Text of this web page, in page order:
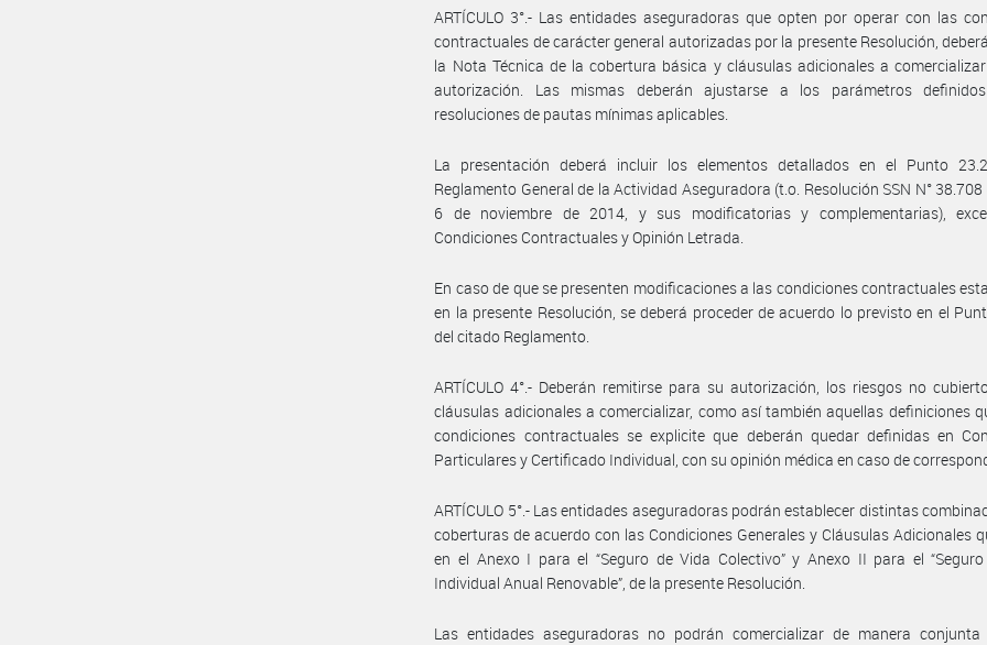
ARTÍCULO 3°.- Las entidades aseguradoras que opten por operar con las
contractuales de carácter general autorizadas por la presente Resolución,
la Nota Técnica de la cobertura básica y cláusulas adicionales a
autorización. Las mismas deberán ajustarse a los parámetros
resoluciones de pautas mínimas aplicables.
La presentación deberá incluir los elementos detallados en el Punto
Reglamento General de la Actividad Aseguradora (t.o. Resolución SSN N°
6 de noviembre de 2014, y sus modificatorias y complementarias),
Condiciones Contractuales y Opinión Letrada.
En caso de que se presenten modificaciones a las condiciones contractuales
en la presente Resolución, se deberá proceder de acuerdo lo previsto en el
del citado Reglamento.
ARTÍCULO 4°.- Deberán remitirse para su autorización, los riesgos no
cláusulas adicionales a comercializar, como así también aquellas definiciones
condiciones contractuales se explicite que deberán quedar definidas en
Particulares y Certificado Individual, con su opinión médica en caso de
ARTÍCULO 5°.- Las entidades aseguradoras podrán establecer distintas
coberturas de acuerdo con las Condiciones Generales y Cláusulas Adicionales
en el Anexo I para el “Seguro de Vida Colectivo” y Anexo II para el
Individual Anual Renovable”, de la presente Resolución.
Las entidades aseguradoras no podrán comercializar de manera conjunta